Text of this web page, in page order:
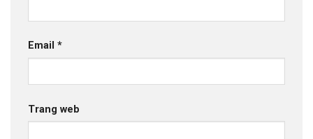
Email *
Trang web